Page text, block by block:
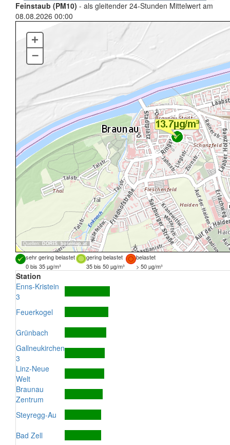
Feinstaub (PM10) - als gleitender 24-Stunden Mittelwert am
08.08.2026 00:00
Quellen: DORIS, basemap.at
+
–
sehr gering belastet gering belastet
belastet
0 bis 35 µg/m³
35 bis 50 µg/m³ > 50 µg/m³
Station
Enns-Kristein
3
Feuerkogel
Grünbach
Gallneukirchen
3
Linz-Neue
Welt
Braunau
Zentrum
Steyregg-Au
Bad Zell